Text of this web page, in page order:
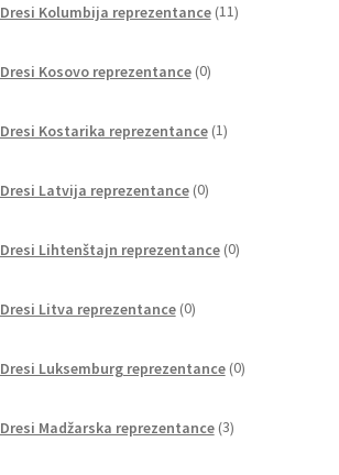
Dresi Kolumbija reprezentance 11izdelkov
Dresi Kosovo reprezentance 0izdelkov
Dresi Kostarika reprezentance 1izdelek
Dresi Latvija reprezentance 0izdelkov
Dresi Lihtenštajn reprezentance 0izdelkov
Dresi Litva reprezentance 0izdelkov
Dresi Luksemburg reprezentance 0izdelkov
Dresi Madžarska reprezentance 3izdelki